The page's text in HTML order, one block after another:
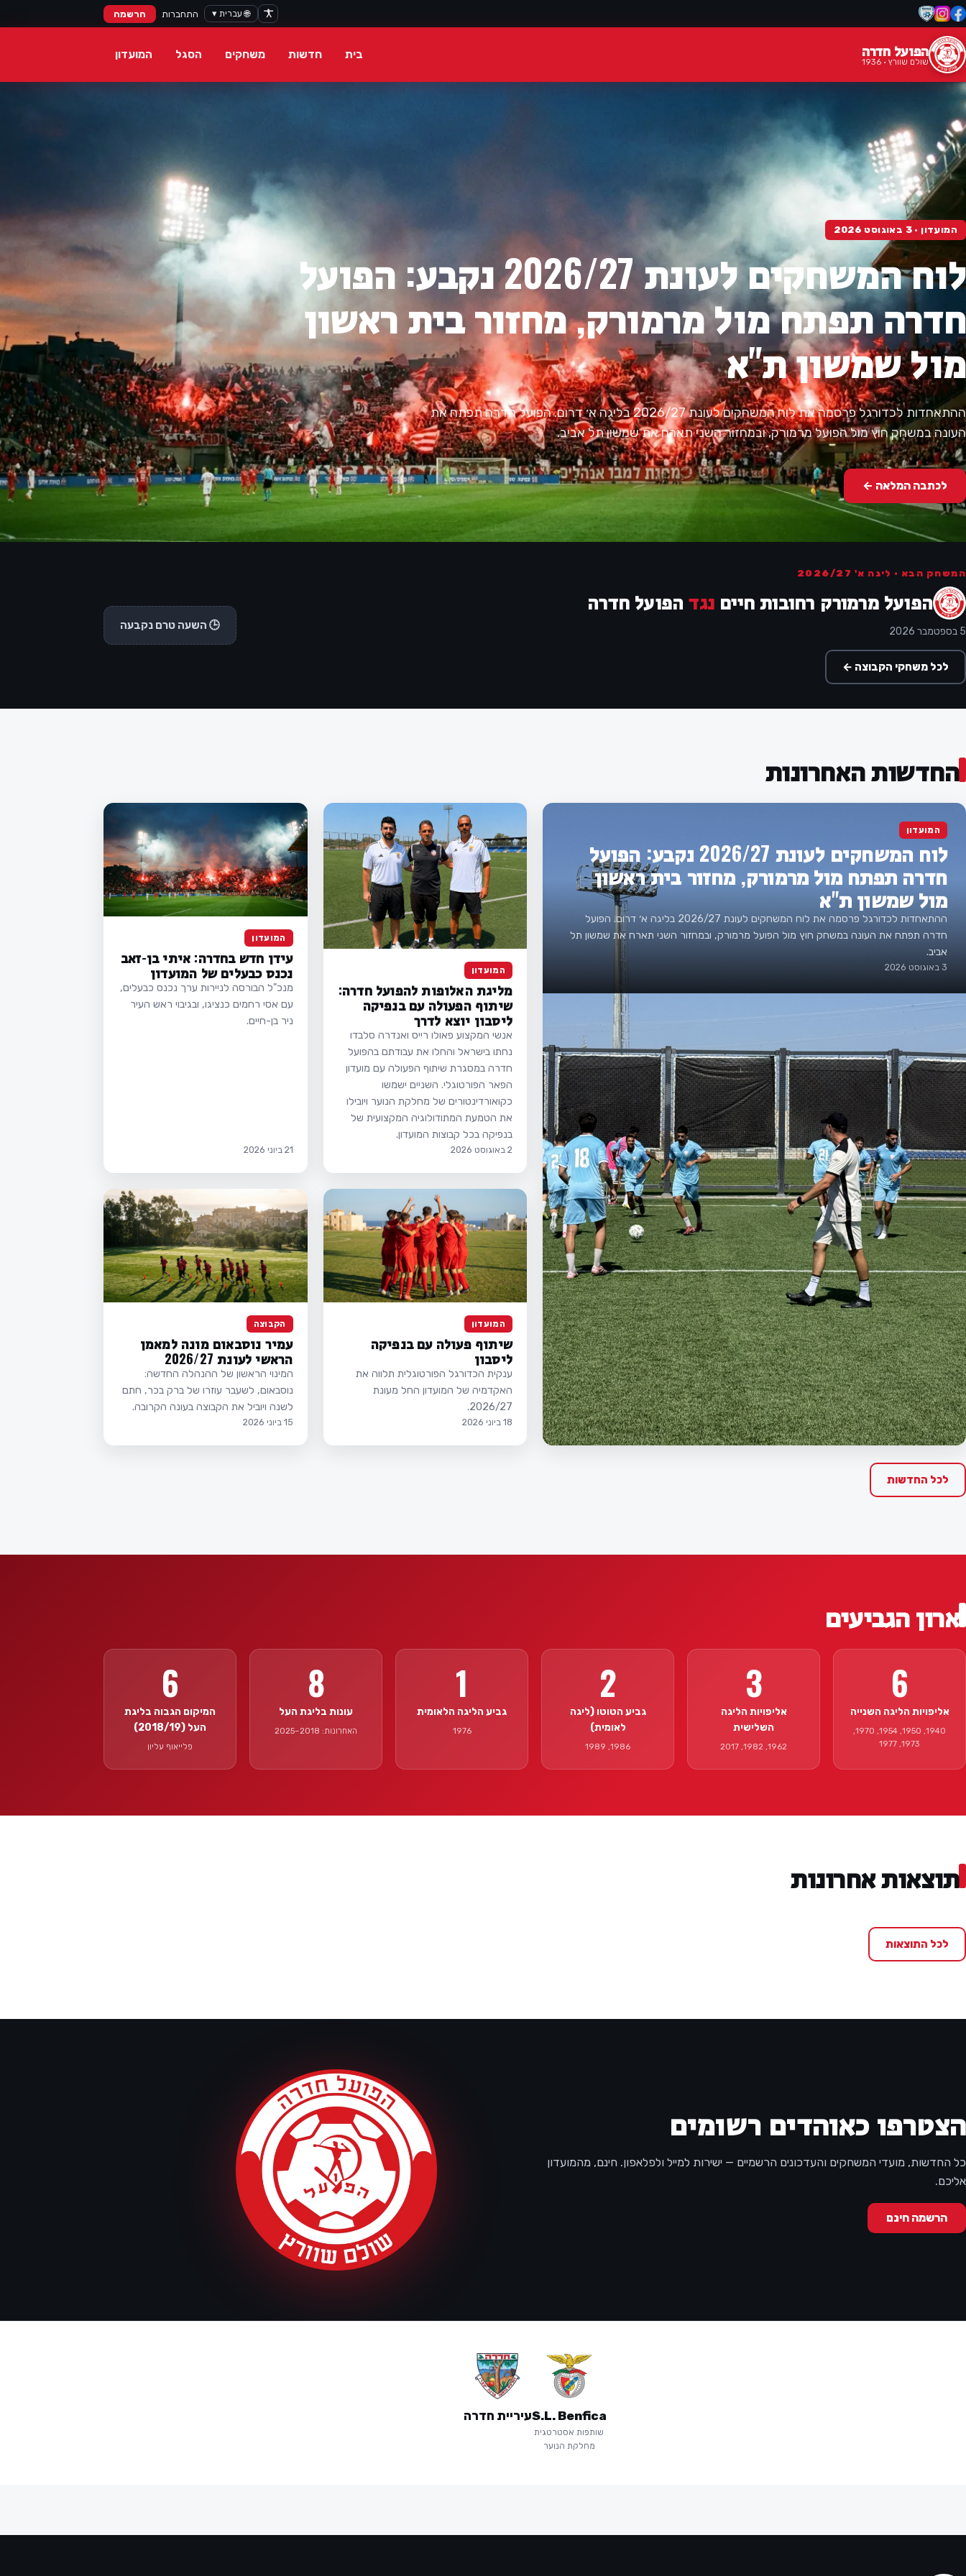
🌐 עברית ▾ התחברות הרשמה
הפועל חדרה
שולם שוורץ · 1936
בית חדשות משחקים הסגל המועדון
המועדון · 3 באוגוסט 2026
לוח המשחקים לעונת 2026/27 נקבע: הפועל
חדרה תפתח מול מרמורק, מחזור בית ראשון
מול שמשון ת"א
ההתאחדות לכדורגל פרסמה את לוח המשחקים לעונת 2026/27 בליגה א׳ דרום. הפועל חדרה תפתח את
העונה במשחק חוץ מול הפועל מרמורק, ובמחזור השני תארח את שמשון תל אביב.
לכתבה המלאה ←
המשחק הבא · ליגה א' 2026/27
הפועל מרמורק רחובות חיים נגדהפועל חדרה
5 בספטמבר 2026
לכל משחקי הקבוצה ←
🕒 השעה טרם נקבעה
החדשות האחרונות
המועדון
לוח המשחקים לעונת 2026/27 נקבע: הפועל
חדרה תפתח מול מרמורק, מחזור בית ראשון
מול שמשון ת"א
ההתאחדות לכדורגל פרסמה את לוח המשחקים לעונת 2026/27 בליגה א׳ דרום. הפועל
חדרה תפתח את העונה במשחק חוץ מול הפועל מרמורק, ובמחזור השני תארח את שמשון תל
אביב.
3 באוגוסט 2026 המועדון
מליגת האלופות להפועל חדרה:
שיתוף הפעולה עם בנפיקה
ליסבון יוצא לדרך
אנשי המקצוע פאולו רייס ואנדרה סלבדו
נחתו בישראל והחלו את עבודתם בהפועל
חדרה במסגרת שיתוף הפעולה עם מועדון
הפאר הפורטוגלי. השניים ישמשו
כקואורדינטורים של מחלקת הנוער ויובילו
את הטמעת המתודולוגיה המקצועית של
בנפיקה בכל קבוצות המועדון.
2 באוגוסט 2026
המועדון
עידן חדש בחדרה: איתי בן-זאב
נכנס כבעלים של המועדון
מנכ"ל הבורסה לניירות ערך נכנס כבעלים,
עם אסי רחמים כנציגו, ובגיבוי ראש העיר
ניר בן-חיים.
21 ביוני 2026
המועדון
שיתוף פעולה עם בנפיקה
ליסבון
ענקית הכדורגל הפורטוגלית תלווה את
האקדמיה של המועדון החל מעונת
2026/27.
18 ביוני 2026
הקבוצה
עמיר נוסבאום מונה למאמן
הראשי לעונת 2026/27
המינוי הראשון של ההנהלה החדשה:
נוסבאום, לשעבר עוזרו של ברק בכר, חתם
לשנה ויוביל את הקבוצה בעונה הקרובה.
15 ביוני 2026
לכל החדשות
ארון הגביעים
6
אליפויות הליגה השנייה
1973, 1977
3
אליפויות הליגה
השלישית
1962, 1982, 2017
2
גביע הטוטו (ליגה
לאומית)
1986, 1989
1
גביע הליגה הלאומית
1976
8
עונות בליגת העל
האחרונות: 2018–2025
6
המיקום הגבוה בליגת
העל (2018/19)
פלייאוף עליון
תוצאות אחרונות
לכל התוצאות
הצטרפו כאוהדים רשומים
כל החדשות, מועדי המשחקים והעדכונים הרשמיים — ישירות למייל ולפלאפון. חינם, מהמועדון
אליכם.
הרשמה חינם
S.L. Benfica
שותפות אסטרטגית
מחלקת הנוער
עיריית חדרה